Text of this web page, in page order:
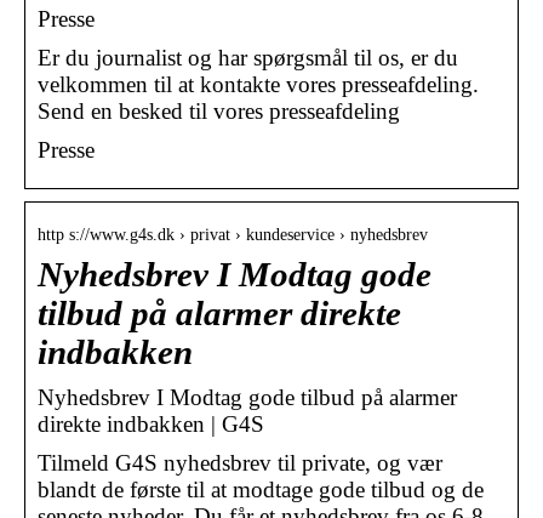
Presse
Er du journalist og har spørgsmål til os, er du
velkommen til at kontakte vores presseafdeling.
Send en besked til vores presseafdeling
Presse
http s://www.g4s.dk › privat › kundeservice › nyhedsbrev
Nyhedsbrev I Modtag gode
tilbud på alarmer direkte
indbakken
Nyhedsbrev I Modtag gode tilbud på alarmer
direkte indbakken | G4S
Tilmeld G4S nyhedsbrev til private, og vær
blandt de første til at modtage gode tilbud og de